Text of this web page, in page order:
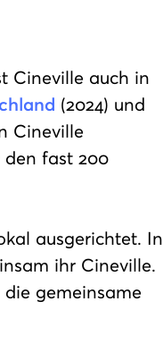
Cineville auch in
(2024) und
Cineville
fast 200
ausgerichtet. In
ihr Cineville.
gemeinsame